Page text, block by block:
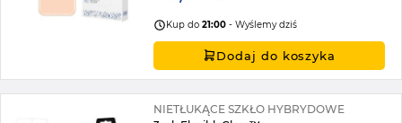
Kup do21:00 - Wyślemy dziś
Dodaj do koszyka
NIETŁUKĄCE SZKŁO HYBRYDOWE